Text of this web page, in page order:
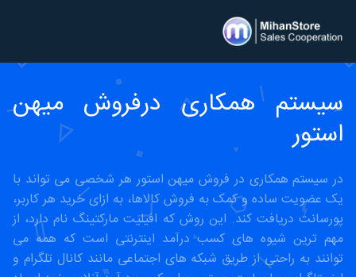
سیستم همکاری درفروش میهن
استور
در سیستم همکاری در فروش میهن استور هر شخصی می تواند با
یک عضویت ساده و کمک به فروش کالاها، به ازای خرید هر کاربر،
پورسانت دریافت کند. این روش که افیلیت مارکتینگ نام دارد، از
مهم ترین شیوه های کسب درآمد اینترنتی است که همه می
توانند به راحتی از طریق شبکه های اجتماعی مانند کانال تلگرام و